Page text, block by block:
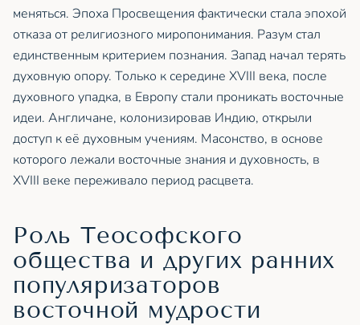
меняться. Эпоха Просвещения фактически стала эпохой
отказа от религиозного миропонимания. Разум стал
единственным критерием познания. Запад начал терять
духовную опору. Только к середине XVIII века, после
духовного упадка, в Европу стали проникать восточные
идеи. Англичане, колонизировав Индию, открыли
доступ к её духовным учениям. Масонство, в основе
которого лежали восточные знания и духовность, в
XVIII веке переживало период расцвета.
Роль Теософского
общества и других ранних
популяризаторов
восточной мудрости